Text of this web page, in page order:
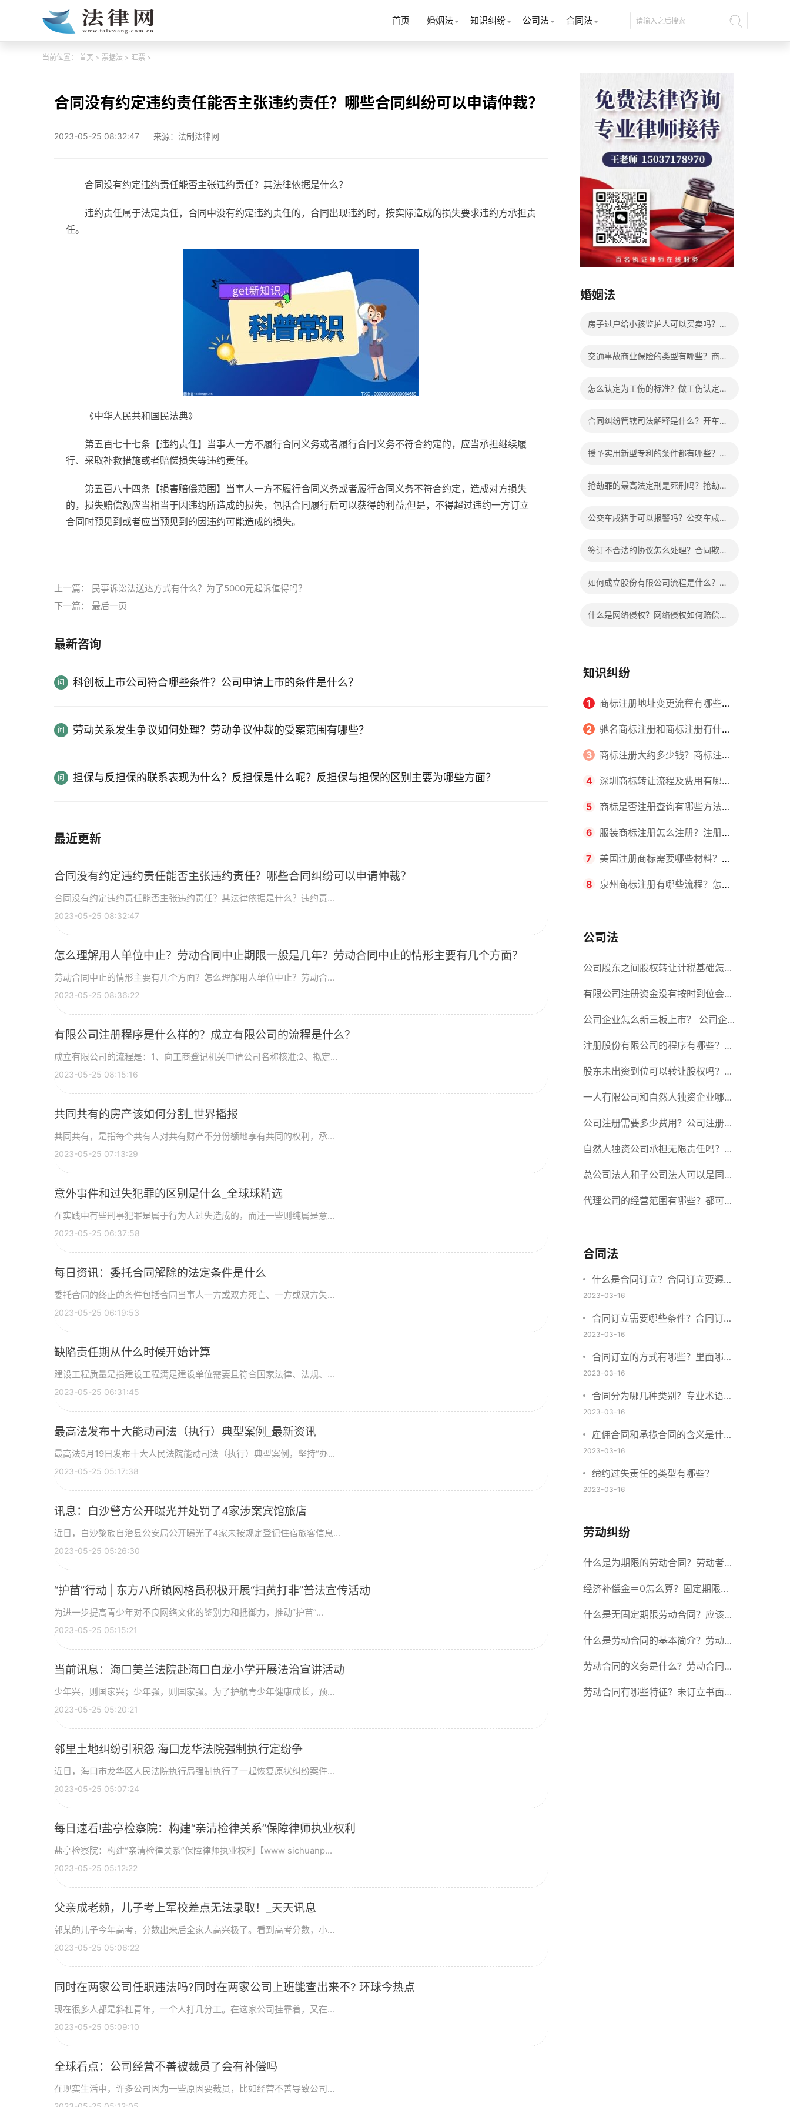
首页 婚姻法 知识纠纷 公司法 合同法
当前位置： 首页 > 票据法 > 汇票 >
合同没有约定违约责任能否主张违约责任？哪些合同纠纷可以申请仲裁？
2023-05-25 08:32:47 来源：法制法律网
合同没有约定违约责任能否主张违约责任？其法律依据是什么？
违约责任属于法定责任，合同中没有约定违约责任的，合同出现违约时，按实际造成的损失要求违约方承担责
任。
《中华人民共和国民法典》
第五百七十七条【违约责任】当事人一方不履行合同义务或者履行合同义务不符合约定的，应当承担继续履
行、采取补救措施或者赔偿损失等违约责任。
第五百八十四条【损害赔偿范围】当事人一方不履行合同义务或者履行合同义务不符合约定，造成对方损失
的，损失赔偿额应当相当于因违约所造成的损失，包括合同履行后可以获得的利益;但是，不得超过违约一方订立
合同时预见到或者应当预见到的因违约可能造成的损失。
上一篇： 民事诉讼法送达方式有什么？为了5000元起诉值得吗？
下一篇： 最后一页
最新咨询
科创板上市公司符合哪些条件？公司申请上市的条件是什么？
劳动关系发生争议如何处理？劳动争议仲裁的受案范围有哪些？
担保与反担保的联系表现为什么？反担保是什么呢？反担保与担保的区别主要为哪些方面？
最近更新
合同没有约定违约责任能否主张违约责任？哪些合同纠纷可以申请仲裁？
合同没有约定违约责任能否主张违约责任？其法律依据是什么？违约责...
2023-05-25 08:32:47
怎么理解用人单位中止？劳动合同中止期限一般是几年？劳动合同中止的情形主要有几个方面？
劳动合同中止的情形主要有几个方面？怎么理解用人单位中止？劳动合...
2023-05-25 08:36:22
有限公司注册程序是什么样的？成立有限公司的流程是什么？
成立有限公司的流程是：1、向工商登记机关申请公司名称核准;2、拟定...
2023-05-25 08:15:16
共同共有的房产该如何分割_世界播报
共同共有，是指每个共有人对共有财产不分份额地享有共同的权利，承...
2023-05-25 07:13:29
意外事件和过失犯罪的区别是什么_全球球精选
在实践中有些刑事犯罪是属于行为人过失造成的，而还一些则纯属是意...
2023-05-25 06:37:58
每日资讯：委托合同解除的法定条件是什么
委托合同的终止的条件包括合同当事人一方或双方死亡、一方或双方失...
2023-05-25 06:19:53
缺陷责任期从什么时候开始计算
建设工程质量是指建设工程满足建设单位需要且符合国家法律、法规、...
2023-05-25 06:31:45
最高法发布十大能动司法（执行）典型案例_最新资讯
最高法5月19日发布十大人民法院能动司法（执行）典型案例，坚持“办...
2023-05-25 05:17:38
讯息：白沙警方公开曝光并处罚了4家涉案宾馆旅店
近日，白沙黎族自治县公安局公开曝光了4家未按规定登记住宿旅客信息...
2023-05-25 05:26:30
“护苗”行动 | 东方八所镇网格员积极开展“扫黄打非”普法宣传活动
为进一步提高青少年对不良网络文化的鉴别力和抵御力，推动“护苗”...
2023-05-25 05:15:21
当前讯息：海口美兰法院赴海口白龙小学开展法治宣讲活动
少年兴，则国家兴；少年强，则国家强。为了护航青少年健康成长，预...
2023-05-25 05:20:21
邻里土地纠纷引积怨 海口龙华法院强制执行定纷争
近日，海口市龙华区人民法院执行局强制执行了一起恢复原状纠纷案件...
2023-05-25 05:07:24
每日速看!盐亭检察院：构建“亲清检律关系”保障律师执业权利
盐亭检察院：构建“亲清检律关系”保障律师执业权利【www sichuanp...
2023-05-25 05:12:22
父亲成老赖，儿子考上军校差点无法录取！_天天讯息
郭某的儿子今年高考，分数出来后全家人高兴极了。看到高考分数，小...
2023-05-25 05:06:22
同时在两家公司任职违法吗?同时在两家公司上班能查出来不? 环球今热点
现在很多人都是斜杠青年，一个人打几分工。在这家公司挂靠着，又在...
2023-05-25 05:09:10
全球看点：公司经营不善被裁员了会有补偿吗
在现实生活中，许多公司因为一些原因要裁员，比如经营不善导致公司...
婚姻法
房子过户给小孩监护人可以买卖吗？房
交通事故商业保险的类型有哪些？商业
怎么认定为工伤的标准？做工伤认定期
合同纠纷管辖司法解释是什么？开车致
授予实用新型专利的条件都有哪些？实
抢劫罪的最高法定刑是死刑吗？抢劫罪
公交车咸猪手可以报警吗？公交车咸猪
签订不合法的协议怎么处理？合同欺诈
如何成立股份有限公司流程是什么？设
什么是网络侵权？网络侵权如何赔偿的
知识纠纷
1 商标注册地址变更流程有哪些？
怎么提交申请书件？
2 驰名商标注册和商标注册有什么
区别？
3 商标注册大约多少钱？商标注册
查询的方式有哪些？
4 深圳商标转让流程及费用有哪些
要求？商标转让所需时间是多久？
5 商标是否注册查询有哪些方法？
有哪些步骤？
6 服装商标注册怎么注册？注册商
标流程有哪些？
7 美国注册商标需要哪些材料？美
国商标办理流程有哪些？
8 泉州商标注册有哪些流程？怎么
公司法
公司股东之间股权转让计税基础怎么
确认？公司股东之间的股权转让要符
合什么要件？
有限公司注册资金没有按时到位会怎
么样？股份有限公司设立的注册条件
公司企业怎么新三板上市？ 公司企
业新三板上市的流程
注册股份有限公司的程序有哪些？注
册股份有限公司需要提交哪些材料？
股东未出资到位可以转让股权吗？股
东未出资到位能否分红？
一人有限公司和自然人独资企业哪个
好？一人公司设立条件有哪些？
公司注册需要多少费用？公司注册需
要准备什么材料？
自然人独资公司承担无限责任吗？有
限责任公司与有限责任公司的区别
总公司法人和子公司法人可以是同一
个人吗？总公司更名分公司需要更改
代理公司的经营范围有哪些？都可以
合同法
什么是合同订立？合同订立要遵守
什么原则？订立方式有哪些？
2023-03-16
合同订立需要哪些条件？合同订立
与合同成立有什么不同？
2023-03-16
合同订立的方式有哪些？里面哪些
内容、细节条款需要载明？
2023-03-16
合同分为哪几种类别？专业术语分
别是什么？
2023-03-16
雇佣合同和承揽合同的含义是什
么？怎么区分雇佣合同和承揽合
同？
2023-03-16
缔约过失责任的类型有哪些？
2023-03-16
劳动纠纷
什么是为期限的劳动合同？劳动者解
除合同的15种情形
经济补偿金＝0怎么算？固定期限劳
动合同又称什么？
什么是无固定期限劳动合同？应该怎
么解除或终止劳动合同？
什么是劳动合同的基本简介？劳动合
同的形式
劳动合同的义务是什么？劳动合同应
具备哪些条款？
劳动合同有哪些特征？未订立书面劳